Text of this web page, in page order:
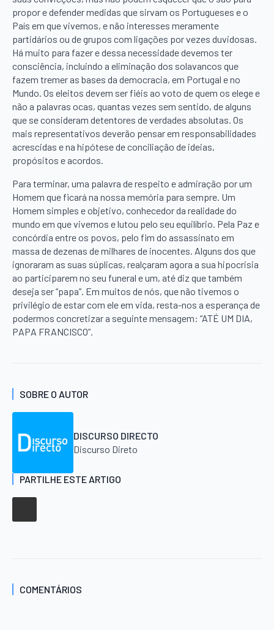
propor e defender medidas que sirvam os Portugueses e o
País em que vivemos, e não interesses meramente
partidários ou de grupos com ligações por vezes duvidosas.
Há muito para fazer e dessa necessidade devemos ter
consciência, incluindo a eliminação dos solavancos que
fazem tremer as bases da democracia, em Portugal e no
Mundo. Os eleitos devem ser fiéis ao voto de quem os elege e
não a palavras ocas, quantas vezes sem sentido, de alguns
que se consideram detentores de verdades absolutas. Os
mais representativos deverão pensar em responsabilidades
acrescidas e na hipótese de conciliação de ideias,
propósitos e acordos.
Para terminar, uma palavra de respeito e admiração por um
Homem que ficará na nossa memória para sempre. Um
Homem simples e objetivo, conhecedor da realidade do
mundo em que vivemos e lutou pelo seu equilíbrio. Pela Paz e
concórdia entre os povos, pelo fim do assassinato em
massa de dezenas de milhares de inocentes. Alguns dos que
ignoraram as suas súplicas, realçaram agora a sua hipocrisia
ao participarem no seu funeral e um, até diz que também
deseja ser “papa”. Em muitos de nós, que não tivemos o
privilégio de estar com ele em vida, resta-nos a esperança de
podermos concretizar a seguinte mensagem: “ATÉ UM DIA,
PAPA FRANCISCO”.
SOBRE O AUTOR
DISCURSO DIRECTO
Discurso Direto
PARTILHE ESTE ARTIGO
COMENTÁRIOS